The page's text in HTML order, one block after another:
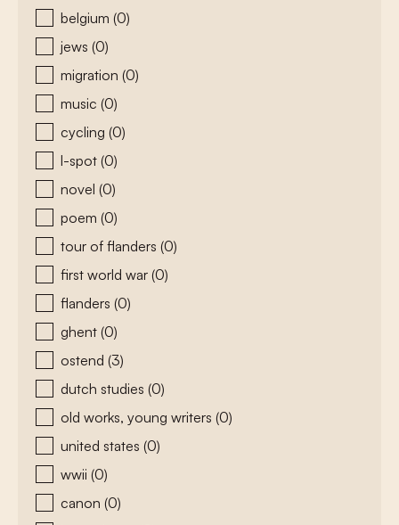
belgium (0)
jews (0)
migration (0)
music (0)
cycling (0)
l-spot (0)
novel (0)
poem (0)
tour of flanders (0)
first world war (0)
flanders (0)
ghent (0)
ostend (3)
dutch studies (0)
old works, young writers (0)
united states (0)
wwii (0)
canon (0)